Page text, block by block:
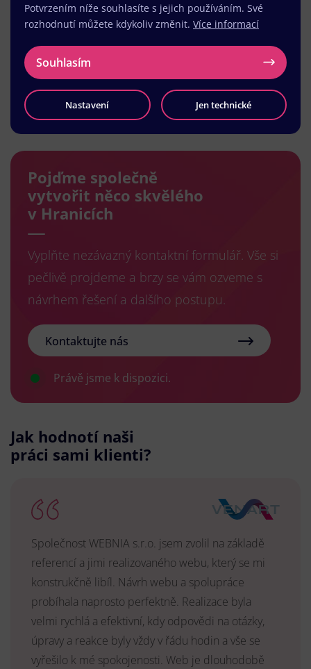
Načíst další
Pojďme společně
vytvořit něco skvělého
v Hranicích
Vyplňte nezávazný kontaktní formulář. Vše si
pečlivě projdeme a brzy se vám ozveme s
návrhem řešení a dalšího postupu.
Kontaktujte nás
Právě jsme k dispozici.
Jak hodnotí naši
práci sami klienti?
Společnost WEBNIA s.r.o. jsem zvolil na základě
referencí a jimi realizovaného webu, který se mi
konstrukčně libíl. Návrh webu a spolupráce
probíhala naprosto perfektně. Realizace byla
velmi rychlá a efektivní, kdy odpovědi na otázky,
úpravy a reakce byly vždy v řádu hodin a vše se
vyřešilo k mé spokojenosti. Web je dlouhodobě
Potvrzením níže souhlasíte s jejich používáním. Své
rozhodnutí můžete kdykoliv změnit. Více informací
Souhlasím
Nastavení Jen technické